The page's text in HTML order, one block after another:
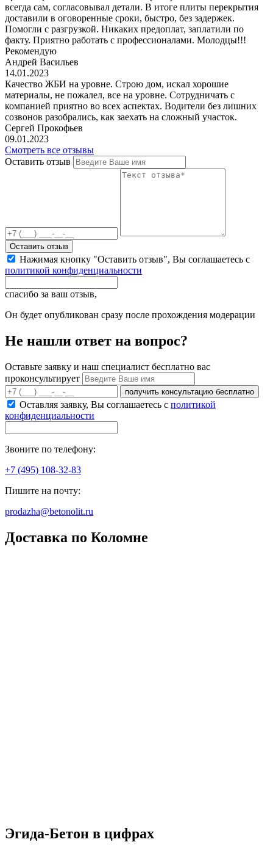
всегда сам, согласовывал детали. В итоге плиты перекрытия
доставили в оговоренные сроки, быстро, без задержек.
Помогли с разгрузкой. Никаких предоплат, заплатили по
факту. Приятно работать с профессионалами. Молодцы!!!
Рекомендую
Андрей Васильев
14.01.2023
Качество ЖБИ на уровне. Строю дом, искал хорошие
материалы, не пожалел, все на уровне. Сотрудничать с
компанией приятно во всех аспектах. Водители без лишних
созвонов разобрались, как заехать на сложный участок.
Сергей Прокофьев
09.01.2023
Смотреть все отзывы
Оставить отзыв
Оставить отзыв
Нажимая кнопку "Оставить отзыв", Вы соглашаетесь с
политикой конфиденциальности
спасибо за ваш отзыв,
Он будет опубликован сразу после прохождения модерации
Не нашли ответ на вопрос?
Оставьте заявку и наш специалист бесплатно вас
проконсультирует
получить консультацию бесплатно
Оставляя заявку, Вы соглашаетесь с политикой
конфиденциальности
Звоните по телефону:
+7 (495) 108-32-83
Пишите на почту:
prodazha@betonolit.ru
Доставка по Коломне
Эгида-Бетон в цифрах